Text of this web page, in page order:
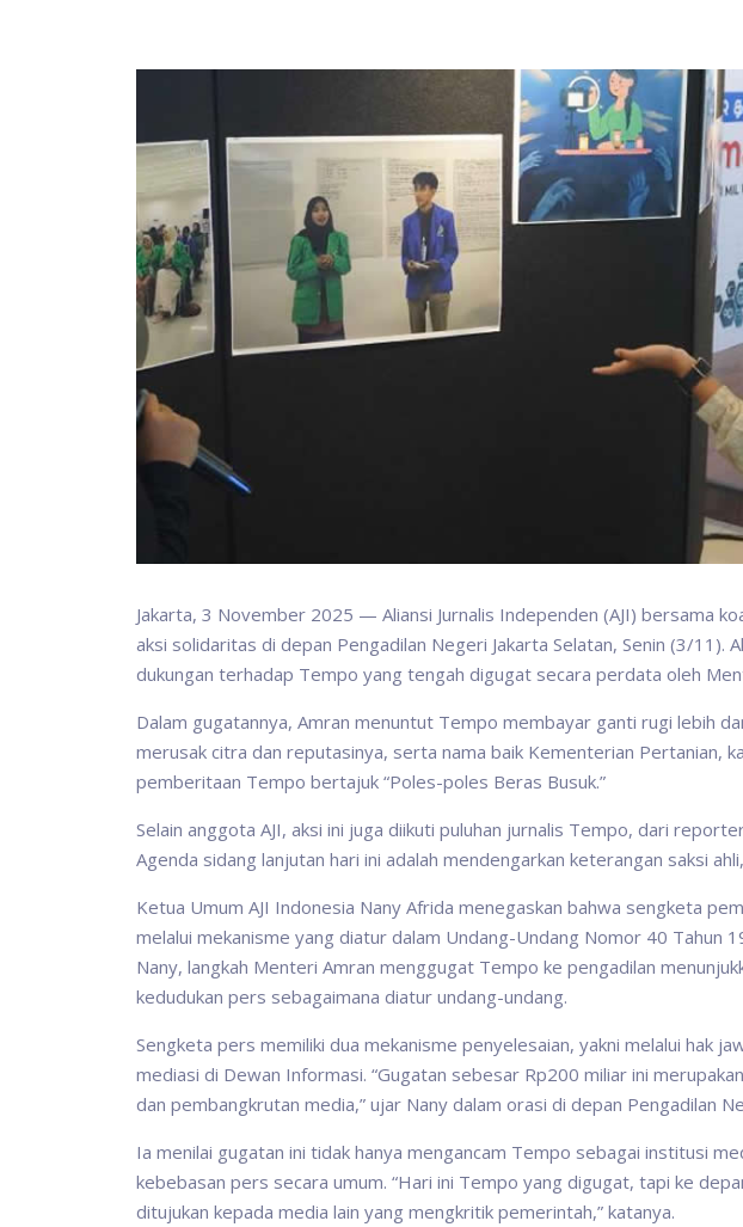
Jakarta, 3 November 2025 — Aliansi Jurnalis Independen (AJI) bersama
aksi solidaritas di depan Pengadilan Negeri Jakarta Selatan, Senin (3/11).
dukungan terhadap Tempo yang tengah digugat secara perdata oleh
Dalam gugatannya, Amran menuntut Tempo membayar ganti rugi lebih
merusak citra dan reputasinya, serta nama baik Kementerian Pertanian,
pemberitaan Tempo bertajuk “Poles-poles Beras Busuk.”
Selain anggota AJI, aksi ini juga diikuti puluhan jurnalis Tempo, dari
Agenda sidang lanjutan hari ini adalah mendengarkan keterangan saksi
Ketua Umum AJI Indonesia Nany Afrida menegaskan bahwa sengketa
melalui mekanisme yang diatur dalam Undang-Undang Nomor 40 Tahun
Nany, langkah Menteri Amran menggugat Tempo ke pengadilan
kedudukan pers sebagaimana diatur undang-undang.
Sengketa pers memiliki dua mekanisme penyelesaian, yakni melalui hak
mediasi di Dewan Informasi. “Gugatan sebesar Rp200 miliar ini
dan pembangkrutan media,” ujar Nany dalam orasi di depan Pengadilan
Ia menilai gugatan ini tidak hanya mengancam Tempo sebagai institusi
kebebasan pers secara umum. “Hari ini Tempo yang digugat, tapi ke
ditujukan kepada media lain yang mengkritik pemerintah,” katanya.